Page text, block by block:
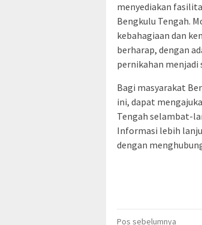
menyediakan
Bengkulu Tengah.
kebahagiaan dan
berharap, dengan
pernikahan menjadi
Bagi masyarakat
ini, dapat
Tengah selambat-
Informasi lebih
dengan
Pos sebelumnya